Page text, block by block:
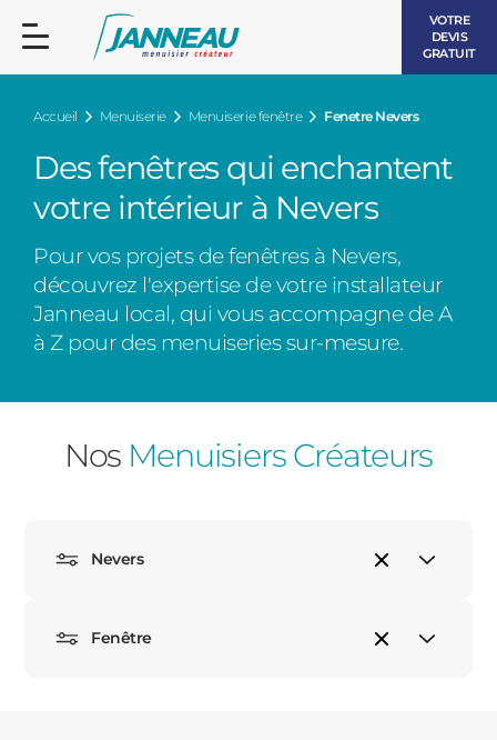
VOTRE
DEVIS
GRATUIT
Accueil Menuiserie Menuiserie fenêtre Fenetre Nevers
Des fenêtres qui enchantent
votre intérieur à Nevers
Pour vos projets de fenêtres à Nevers,
découvrez l'expertise de votre installateur
Janneau local, qui vous accompagne de A
à Z pour des menuiseries sur-mesure.
Nos Menuisiers Créateurs
Nevers
Fenêtre
FENÊTRES ET PORTES-FENÊTRES
BAIES VITRÉES
PORTES D’ENTRÉE
LES CONTEMPORAINES
LES INTEMPORELLES
LES LUMINEUSES
PERGOLAS
CLÔTURES